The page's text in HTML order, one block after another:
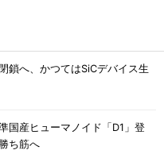
鎖へ、かつてはSiCデバイス生
産ヒューマノイド「D1」登
ち筋へ